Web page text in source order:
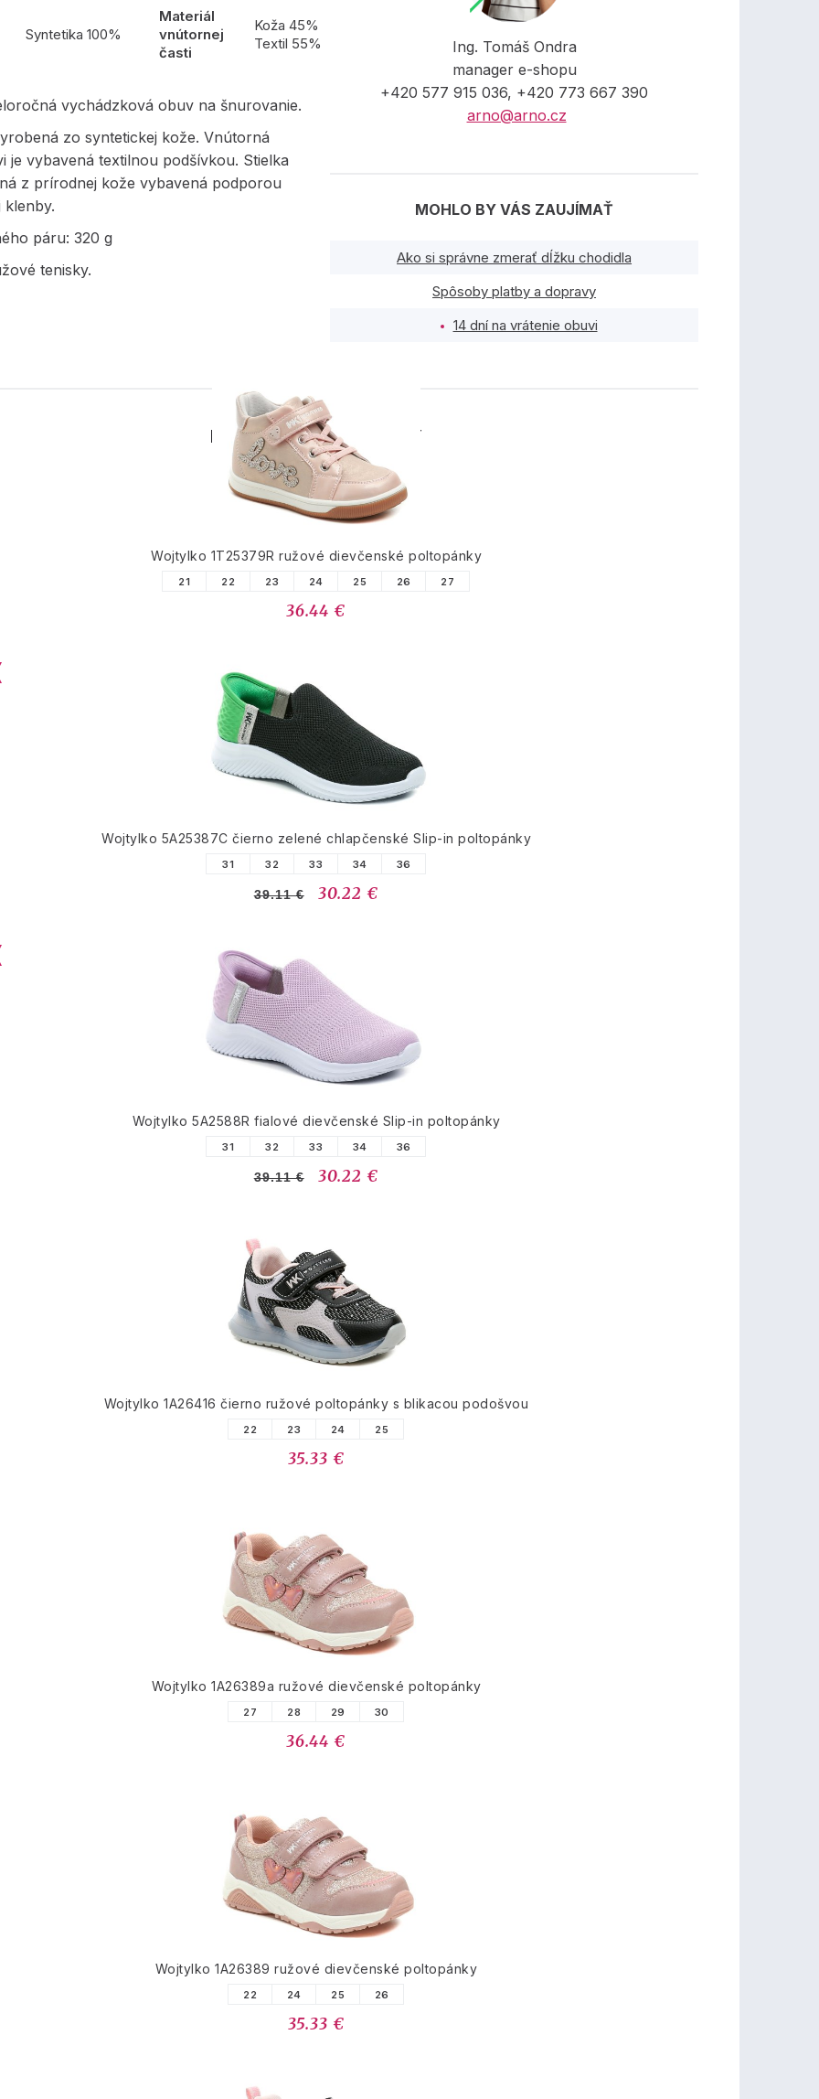
Syntetika 100%
Materiál
vnútornej
časti
Koža 45%
Textil 55%
vychádzková obuv na šnurovanie.
zo syntetickej kože. Vnútorná
je vybavená textilnou podšívkou. Stielka
z prírodnej kože vybavená podporou
klenby.
páru: 320 g
tenisky.
Ing. Tomáš Ondra
manager e-shopu
+420 577 915 036, +420 773 667 390
arno@arno.cz
MOHLO BY VÁS ZAUJÍMAŤ
Ako si správne zmerať dĺžku chodidla
Spôsoby platby a dopravy
14 dní na vrátenie obuvi
PODOBNÉ PRODUKTY
Wojtylko 1T25379R ružové dievčenské poltopánky
21 22 23 24 25 26 27
36.44 €
Wojtylko 5A25387C čierno zelené chlapčenské Slip-in poltopánky
31 32 33 34 36
39.11 € 30.22 €
Wojtylko 5A2588R fialové dievčenské Slip-in poltopánky
31 32 33 34 36
39.11 € 30.22 €
Wojtylko 1A26416 čierno ružové poltopánky s blikacou podošvou
22 23 24 25
35.33 €
Wojtylko 1A26389a ružové dievčenské poltopánky
27 28 29 30
36.44 €
Wojtylko 1A26389 ružové dievčenské poltopánky
22 24 25 26
35.33 €